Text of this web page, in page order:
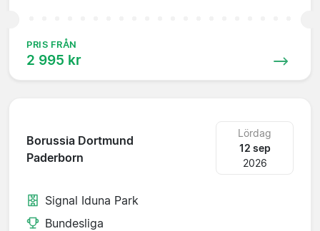
PRIS FRÅN
2 995 kr
Borussia Dortmund
Paderborn
Lördag
12 sep
2026
Signal Iduna Park
Bundesliga